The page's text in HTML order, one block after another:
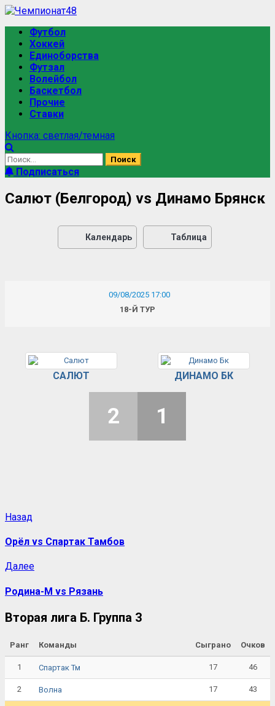
Футбол
Хоккей
Единоборства
Футзал
Волейбол
Баскетбол
Прочие
Ставки
Кнопка: светлая/темная
Подписаться
Салют (Белгород) vs Динамо Брянск
Календарь Таблица
09/08/2025 17:00
18-Й ТУР
САЛЮТ ДИНАМО БК
2 1
Назад
Орёл vs Спартак Тамбов
Далее
Родина-М vs Рязань
Вторая лига Б. Группа 3
Ранг Команды Сыграно Очков
1 Спартак Тм 17 46
2 Волна 17 43